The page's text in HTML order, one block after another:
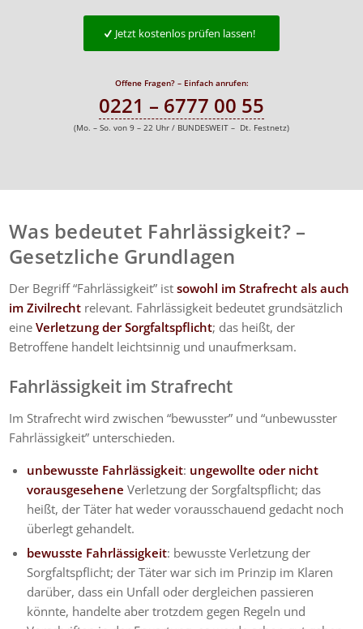
Jetzt kostenlos prüfen lassen!
Offene Fragen? – Einfach anrufen:
0221 – 6777 00 55
(Mo. – So. von 9 – 22 Uhr / BUNDESWEIT – Dt. Festnetz)
Was bedeutet Fahrlässigkeit? –
Gesetzliche Grundlagen
Der Begriff “Fahrlässigkeit” istsowohl im Strafrecht als auch
im Zivilrecht relevant. Fahrlässigkeit bedeutet grundsätzlich
eineVerletzung der Sorgfaltspflicht; das heißt, der
Betroffene handelt leichtsinnig und unaufmerksam.
Fahrlässigkeit im Strafrecht
Im Strafrecht wird zwischen “bewusster” und “unbewusster
Fahrlässigkeit” unterschieden.
unbewusste Fahrlässigkeit: ungewollte oder nicht
vorausgesehene Verletzung der Sorgfaltspflicht; das
heißt, der Täter hat weder vorausschauend gedacht noch
überlegt gehandelt.
bewusste Fahrlässigkeit: bewusste Verletzung der
Sorgfaltspflicht; der Täter war sich im Prinzip im Klaren
darüber, dass ein Unfall oder dergleichen passieren
könnte, handelte aber trotzdem gegen Regeln und